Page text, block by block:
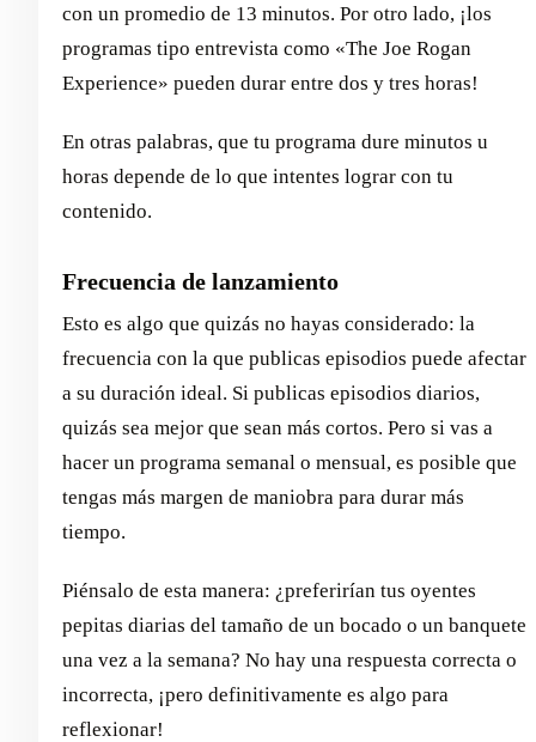
con un promedio de 13 minutos. Por otro lado, ¡los
programas tipo entrevista como «The Joe Rogan
Experience» pueden durar entre dos y tres horas!
En otras palabras, que tu programa dure minutos u
horas depende de lo que intentes lograr con tu
contenido.
Frecuencia de lanzamiento
Esto es algo que quizás no hayas considerado: la
frecuencia con la que publicas episodios puede afectar
a su duración ideal. Si publicas episodios diarios,
quizás sea mejor que sean más cortos. Pero si vas a
hacer un programa semanal o mensual, es posible que
tengas más margen de maniobra para durar más
tiempo.
Piénsalo de esta manera: ¿preferirían tus oyentes
pepitas diarias del tamaño de un bocado o un banquete
una vez a la semana? No hay una respuesta correcta o
incorrecta, ¡pero definitivamente es algo para
reflexionar!